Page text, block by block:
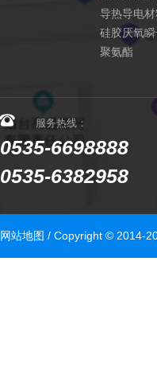
导热导电
硅胶厌氧瞬
聚氨酯
服务热线：
0535-6698888
0535-6382958
网站地图 / Copyright © 2014-